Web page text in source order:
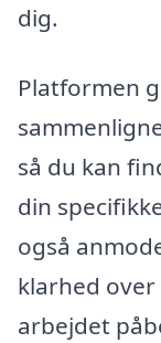
dig.
Platformen
så du kan
din
også
klarhed
arbejdet